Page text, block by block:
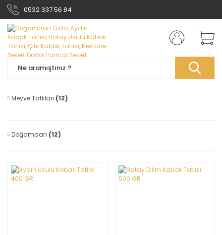
0532 337 56 84
Meyve Tatlıları (12)
Doğamdan (12)